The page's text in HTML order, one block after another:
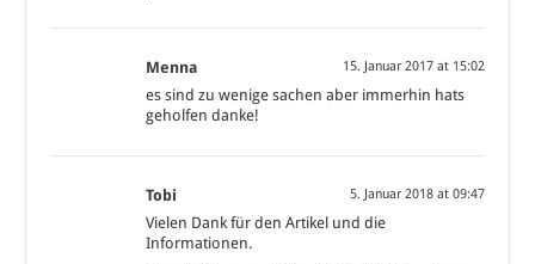
Menna 15. Januar 2017 at 15:02
es sind zu wenige sachen aber immerhin hats
geholfen danke!
Tobi 5. Januar 2018 at 09:47
Vielen Dank für den Artikel und die
Informationen.